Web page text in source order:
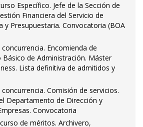
Específico. Jefe de la Sección de
Financiera del Servicio de
y Presupuestaria. Convocatoria (BOA
Encomienda de
Básico de Administración. Máster
Lista definitiva de admitidos y
Comisión de servicios.
Departamento de Dirección y
Convocatoria
de méritos. Archivero,